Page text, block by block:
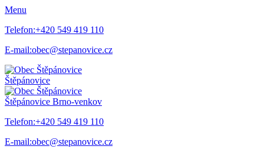
Menu
Telefon:+420 549 419 110
E-mail:obec@stepanovice.cz
Štěpánovice
Štěpánovice Brno-venkov
Telefon:+420 549 419 110
E-mail:obec@stepanovice.cz